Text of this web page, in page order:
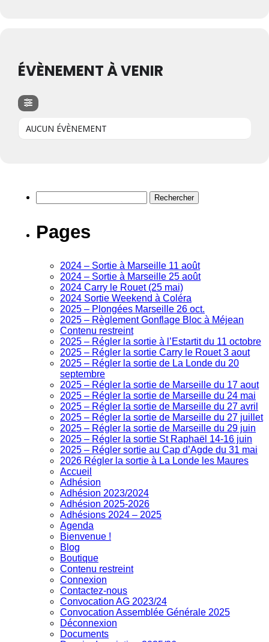
ÉVÈNEMENT À VENIR
AUCUN ÉVÈNEMENT
Pages
2024 – Sortie à Marseille 11 août
2024 – Sortie à Marseille 25 août
2024 Carry le Rouet (25 mai)
2024 Sortie Weekend à Coléra
2025 – Plongées Marseille 26 oct.
2025 – Règlement Gonflage Bloc à Méjean
Contenu restreint
2025 – Régler la sortie à l’Estartit du 11 octobre
2025 – Régler la sortie Carry le Rouet 3 aout
2025 – Régler la sortie de La Londe du 20
septembre
2025 – Régler la sortie de Marseille du 17 aout
2025 – Régler la sortie de Marseille du 24 mai
2025 – Régler la sortie de Marseille du 27 avril
2025 – Régler la sortie de Marseille du 27 juillet
2025 – Régler la sortie de Marseille du 29 juin
2025 – Régler la sortie St Raphaël 14-16 juin
2025 – Régler sortie au Cap d’Agde du 31 mai
2026 Régler la sortie à La Londe les Maures
Accueil
Adhésion
Adhésion 2023/2024
Adhésion 2025-2026
Adhésions 2024 – 2025
Agenda
Bienvenue !
Blog
Boutique
Contenu restreint
Connexion
Contactez-nous
Convocation AG 2023/24
Convocation Assemblée Générale 2025
Déconnexion
Documents